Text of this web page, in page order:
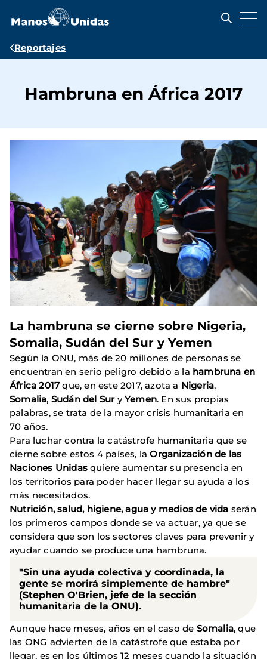
contenido
Ruta
Reportajes
Hambruna en África 2017
La hambruna se cierne sobre Nigeria,
Somalia, Sudán del Sur y Yemen
Según la ONU, más de 20 millones de personas se
encuentran en serio peligro debido a la hambruna en
África 2017que, en este 2017, azota a Nigeria,
Somalia, Sudán del SuryYemen. En sus propias
palabras, se trata de la mayor crisis humanitaria en
70 años.
Para luchar contra la catástrofe humanitaria que se
cierne sobre estos 4 países, laOrganización de las
Naciones Unidas quiere aumentar su presencia en
los territorios para poder hacer llegar su ayuda a los
más necesitados.
Nutrición, salud, higiene, agua y medios de vida serán
los primeros campos donde se va actuar, ya que se
considera que son los sectores claves para prevenir y
ayudar cuando se produce una hambruna.
"Sin una ayuda colectiva y coordinada, la
gente se morirá simplemente de hambre"
(Stephen O'Brien, jefe de la sección
humanitaria de la ONU).
Aunque hace meses, años en el caso de Somalia, que
las ONG advierten de la catástrofe que estaba por
llegar, es en los últimos 12 meses cuando la situación